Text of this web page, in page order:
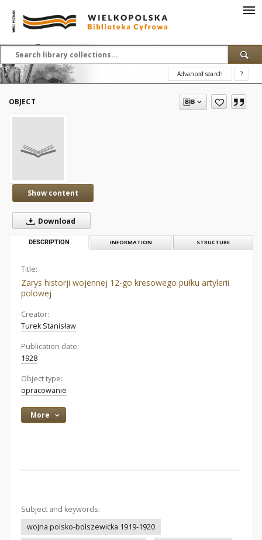
Advanced search ?
OBJECT
Show content
Download
DESCRIPTION INFORMATION STRUCTURE
Title:
Zarys historji wojennej 12-go kresowego pułku artylerii
polowej
Creator:
Turek Stanisław
Publication date:
1928
Object type:
opracowanie
More
Subject and keywords:
wojna polsko-bolszewicka 1919-1920